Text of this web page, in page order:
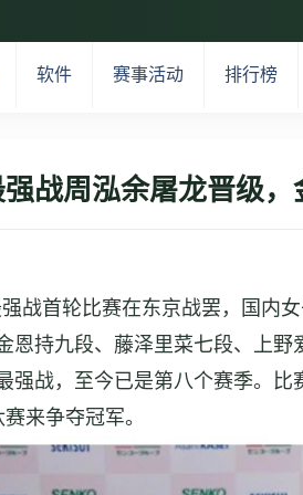
软件 赛事活动 排行榜
战周泓余屠龙晋级
战首轮比赛在东京战罢，国内
持九段、藤泽里菜七段、上野
强战，至今已是第八个赛季。
来争夺冠军。